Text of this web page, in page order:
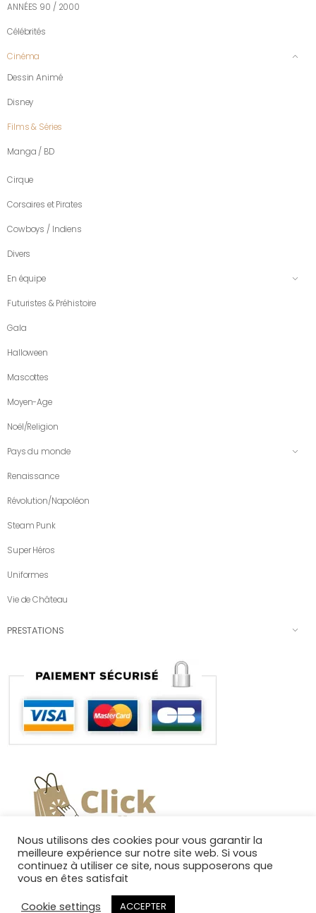
ANNÉES 90 / 2000
Célébrités
Cinéma
Dessin Animé
Disney
Films & Séries
Manga / BD
Cirque
Corsaires et Pirates
Cowboys / Indiens
Divers
En équipe
Futuristes & Préhistoire
Gala
Halloween
Mascottes
Moyen-Age
Noël/Religion
Pays du monde
Renaissance
Révolution/Napoléon
Steam Punk
Super Héros
Uniformes
Vie de Château
PRESTATIONS
Nous utilisons des cookies pour vous garantir la
meilleure expérience sur notre site web. Si vous
continuez à utiliser ce site, nous supposerons que
vous en êtes satisfait
Cookie settings
ACCEPTER